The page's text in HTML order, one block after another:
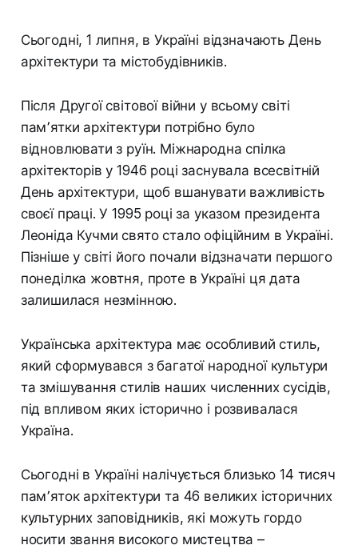
Сьогодні, 1 липня, в Україні відзначають День
архітектури та містобудівників.
Після Другої світової війни у всьому світі
пам՚ятки архітектури потрібно було
відновлювати з руїн. Міжнародна спілка
архітекторів у 1946 році заснувала всесвітній
День архітектури, щоб вшанувати важливість
своєї праці. У 1995 році за указом президента
Леоніда Кучми свято стало офіційним в Україні.
Пізніше у світі його почали відзначати першого
понеділка жовтня, проте в Україні ця дата
залишилася незмінною.
Українська архітектура має особливий стиль,
який сформувався з багатої народної культури
та змішування стилів наших численних сусідів,
під впливом яких історично і розвивалася
Україна.
Сьогодні в Україні налічується близько 14 тисяч
пам՚яток архітектури та 46 великих історичних
культурних заповідників, які можуть гордо
носити звання високого мистецтва –